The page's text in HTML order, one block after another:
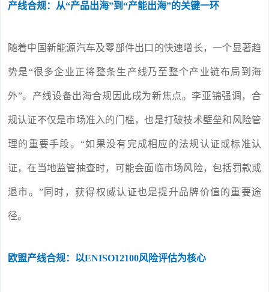
产线合规：从“产品出海”到“产能出海”的关键一环
随着中国新能源汽车及零部件出口的快速增长，一个显著趋
势是“很多企业正将整条生产线乃至整个产业链布局到海
外”。产线设备出海合规因此成为新焦点。李亚锦强调，合
规认证不仅是市场准入的门槛，也是打破技术壁垒和风险管
理的重要手段。“如果没有完成相应的法规认证或标准认
证，在当地监管抽查时，可能会面临市场风险，包括罚款或
退市。”同时，获得权威认证也是提升品牌价值的重要途
径。
欧盟产线合规：以ENISO12100风险评估为核心